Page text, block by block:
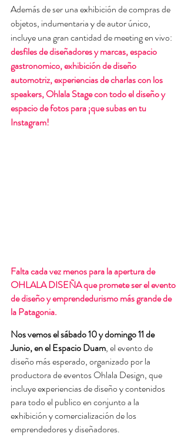
Además de ser una exhibición de compras de
objetos, indumentaria y de autor único,
incluye una gran cantidad de meeting en vivo:
desfiles de diseñadores y marcas, espacio
gastronomico, exhibición de diseño
automotriz, experiencias de charlas con los
speakers, Ohlala Stage con todo el diseño y
espacio de fotos para ¡que subas en tu
Instagram!
Falta cada vez menos para la apertura de
OHLALA DISEÑA que promete ser el evento
de diseño y emprendedurismo más grande de
la Patagonia.
Nos vemos el sábado 10 y domingo 11 de
Junio, en el Espacio Duam, el evento de
diseño más esperado, organizado por la
productora de eventos Ohlala Design, que
incluye experiencias de diseño y contenidos
para todo el publico en conjunto a la
exhibición y comercialización de los
emprendedores y diseñadores.